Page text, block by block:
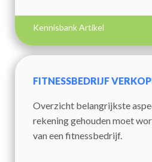
Kennisbank Artikel
FITNESSBEDRIJF
Overzicht belangrijkste
rekening gehouden moet
van een fitnessbedrijf.